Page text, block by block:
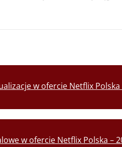
w ofercie Netflix Polska
w ofercie Netflix Polska –